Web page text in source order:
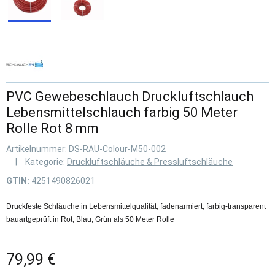
PVC Gewebeschlauch Druckluftschlauch
Lebensmittelschlauch farbig 50 Meter
Rolle Rot 8 mm
Artikelnummer: DS-RAU-Colour-M50-002
Kategorie: Druckluftschläuche & Pressluftschläuche
GTIN: 4251490826021
Druckfeste Schläuche in Lebensmittelqualität, fadenarmiert, farbig-transparent
bauartgeprüft in Rot, Blau, Grün als 50 Meter Rolle
79,99 €